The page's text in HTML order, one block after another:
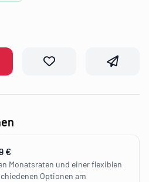
579 €
Monatsraten und einer flexiblen
Optionen am